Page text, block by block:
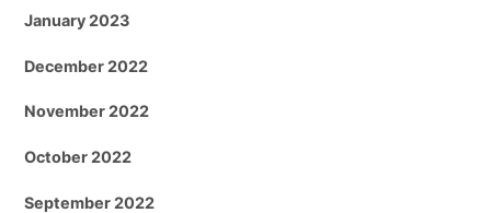
January 2023
December 2022
November 2022
October 2022
September 2022